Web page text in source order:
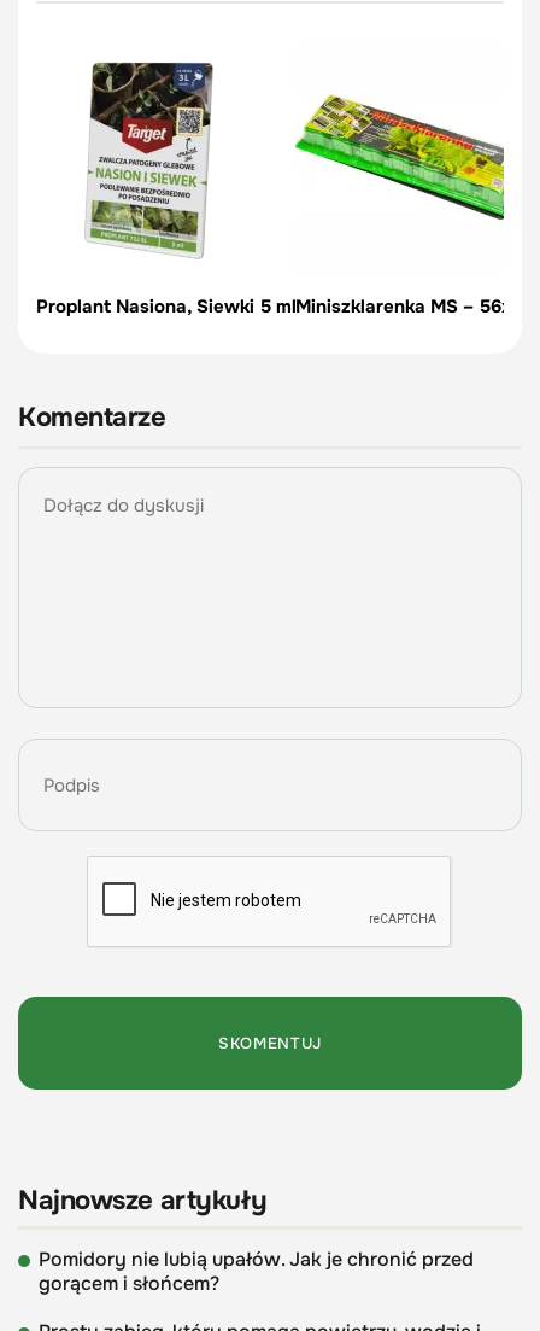
Proplant Nasiona, Siewki 5 mlMiniszklarenka MS –
Komentarze
Najnowsze artykuły
Pomidory nie lubią upałów. Jak je chronić przed
gorącem i słońcem?